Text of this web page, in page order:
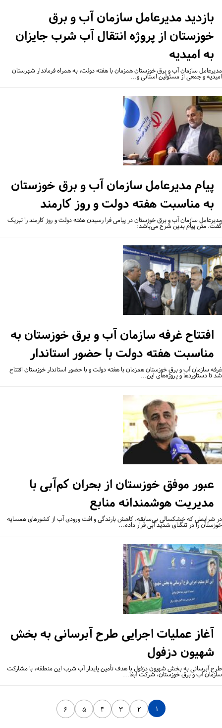
بازدید مدیرعامل سازمان آب و برق
خوزستان از پروژه انتقال آب شرب جایزان
به امیدیه
سازمان آب و برق خوزستان همزمان با هفته دولت، به همراه فرماندار شهرستان
و جمعی از مسئولین استانی و…
پیام مدیرعامل سازمان آب و برق خوزستان
به مناسبت هفته دولت و روز کارمند
سازمان آب و برق خوزستان در پیامی فرا رسیدن هفته دولت و روز کارمند را تبریک
متن پیام بدین شرح می‌باشد:
افتتاح غرفه سازمان آب و برق خوزستان به
مناسبت هفته دولت با حضور استاندار
سازمان آب و برق خوزستان همزمان با هفته دولت و با حضور استاندار خوزستان افتتاح
تا دستاوردها و پروژه‌های این…
عبور موفق خوزستان از بحران کم‌آبی با
مدیریت هوشمندانه منابع
شرایطی که خشکسالی بی‌سابقه، کاهش بارندگی و افت ورودی آب از کشورهای همسایه
را در تنگنای شدید آبی قرار داده…
آغاز عملیات اجرایی طرح آبرسانی به بخش
شهیون دزفول
آبرسانی به بخش شهیون دزفول با هدف تأمین پایدار آب شرب این منطقه، با مشارکت
آب و برق خوزستان، شرکت آبفا…